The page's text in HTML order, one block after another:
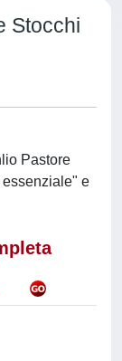
Stocchi
Pastore
essenziale" e